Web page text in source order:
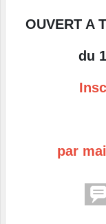
OUVERT A
du
par